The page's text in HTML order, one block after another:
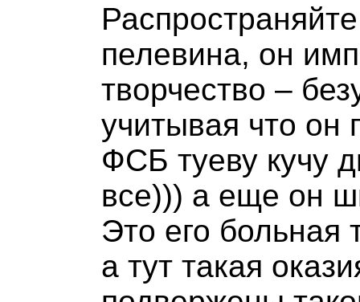
пелевина, он
творчество –
учитывая что он
ФСБ туеву кучу
все))) а еще он
Это его больная
а тут такая